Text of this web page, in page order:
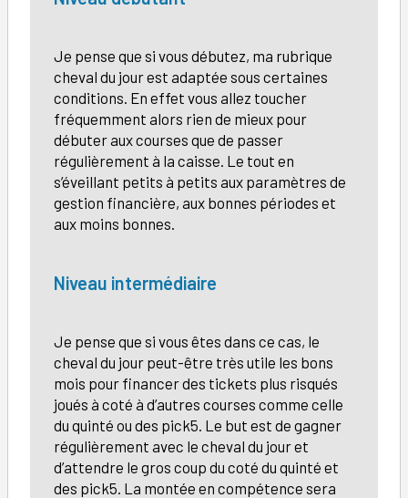
Je pense que si vous débutez, ma rubrique
cheval du jour est adaptée sous certaines
conditions. En effet vous allez toucher
fréquemment alors rien de mieux pour
débuter aux courses que de passer
régulièrement à la caisse. Le tout en
s’éveillant petits à petits aux paramètres de
gestion financière, aux bonnes périodes et
aux moins bonnes.
Niveau intermédiaire
Je pense que si vous êtes dans ce cas, le
cheval du jour peut-être très utile les bons
mois pour financer des tickets plus risqués
joués à coté à d’autres courses comme celle
du quinté ou des pick5. Le but est de gagner
régulièrement avec le cheval du jour et
d’attendre le gros coup du coté du quinté et
des pick5. La montée en compétence sera